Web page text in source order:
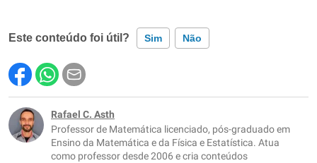
Este conteúdo foi útil? Sim Não
Este conteúdo contém informação incorreta
Este conteúdo não tem a informação que procuro
Outro
Rafael C. Asth
Professor de Matemática licenciado, pós-graduado em
Ensino da Matemática e da Física e Estatística. Atua
como professor desde 2006 e cria conteúdos